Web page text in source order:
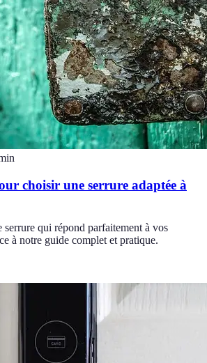
choisir une serrure adaptée à
qui répond parfaitement à vos
à notre guide complet et pratique.